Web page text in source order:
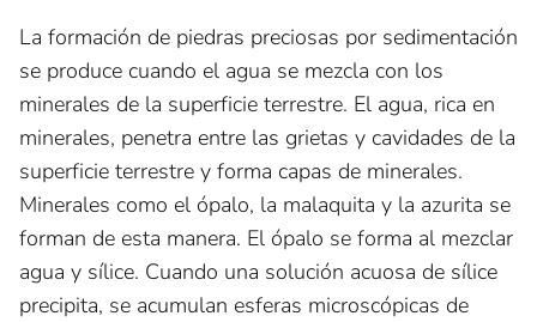
La formación de piedras preciosas por sedimentación
se produce cuando el agua se mezcla con los
minerales de la superficie terrestre. El agua, rica en
minerales, penetra entre las grietas y cavidades de la
superficie terrestre y forma capas de minerales.
Minerales como el ópalo, la malaquita y la azurita se
forman de esta manera. El ópalo se forma al mezclar
agua y sílice. Cuando una solución acuosa de sílice
precipita, se acumulan esferas microscópicas de